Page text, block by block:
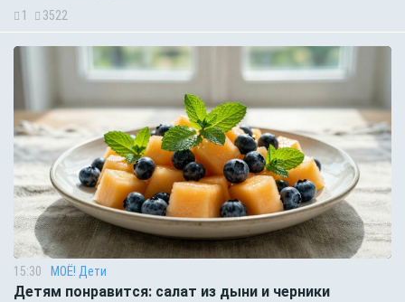
1 3522
15:30 МОЁ! Дети
Детям понравится: салат из дыни и черники